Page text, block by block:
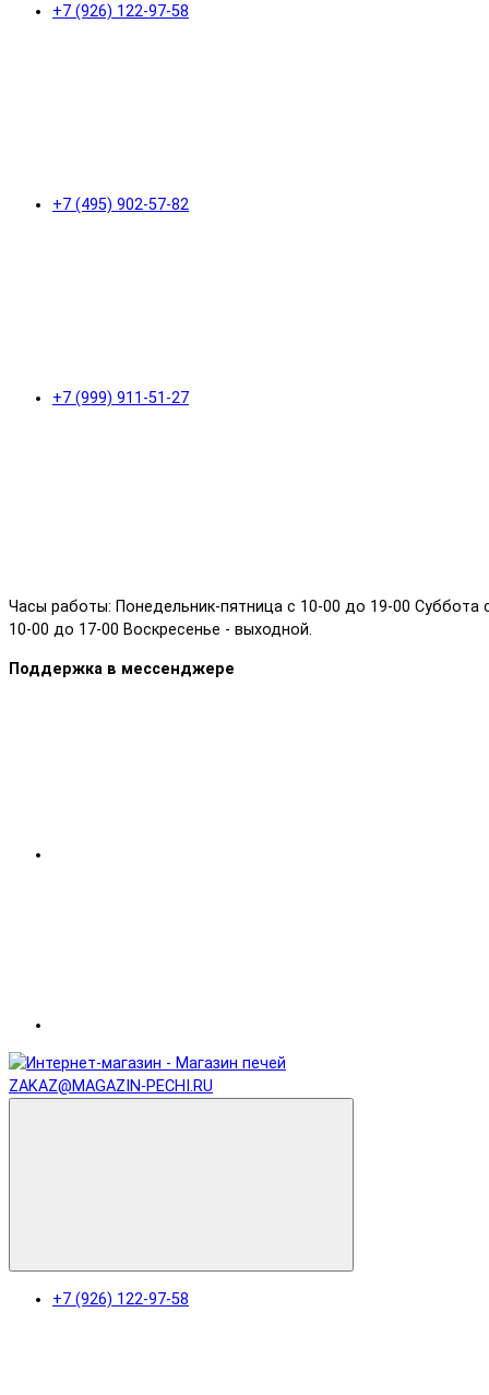
+7 (926) 122-97-58
+7 (495) 902-57-82
+7 (999) 911-51-27
Часы работы: Понедельник-пятница с 10-00 до 19-00 Суббота
10-00 до 17-00 Воскресенье - выходной.
Поддержка в мессенджере
ZAKAZ@MAGAZIN-PECHI.RU
+7 (926) 122-97-58